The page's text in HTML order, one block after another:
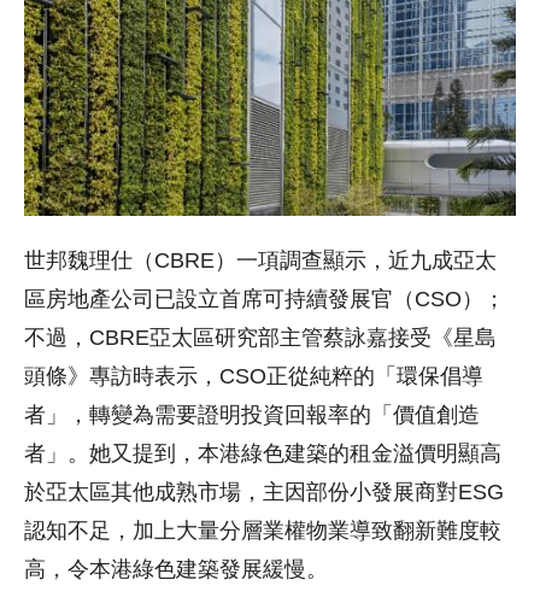
世邦魏理仕（CBRE）一項調查顯示，近九成亞太
區房地產公司已設立首席可持續發展官（CSO）；
不過，CBRE亞太區研究部主管蔡詠嘉接受《星島
頭條》專訪時表示，CSO正從純粹的「環保倡導
者」，轉變為需要證明投資回報率的「價值創造
者」。她又提到，本港綠色建築的租金溢價明顯高
於亞太區其他成熟市場，主因部份小發展商對ESG
認知不足，加上大量分層業權物業導致翻新難度較
高，令本港綠色建築發展緩慢。